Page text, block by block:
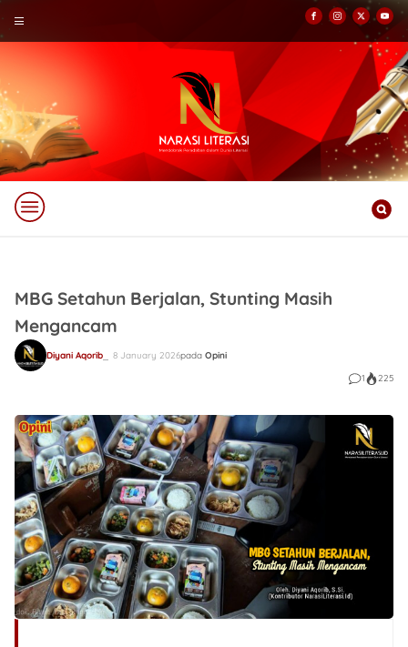
MBG Setahun Berjalan, Stunting Masih
Mengancam
Diyani Aqorib 8 January 2026pada Opini
1
225